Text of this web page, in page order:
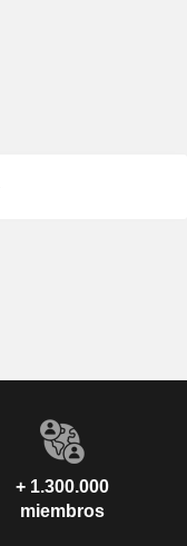
+ 1.300.000
miembros